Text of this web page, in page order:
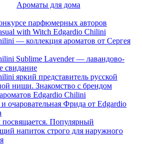
Ароматы для дома
парфюмерных авторов
with Witch Edgardio Chilini
— коллекция ароматов от Сергея
Sublime Lavender — лавандово-
свидание
яркий представитель русской
ниши. Знакомство с брендом
Edgardio Chilini
и очаровательная Фрида от Edgardio
Популярный
напиток строго для наружного